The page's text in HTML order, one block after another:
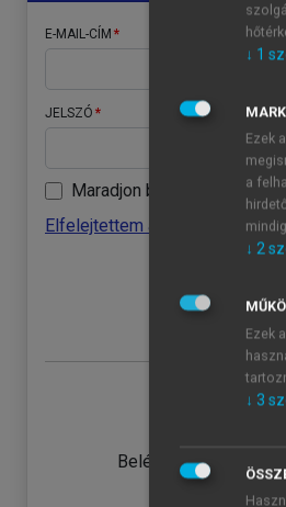
E-MAIL-CÍM
JELSZÓ
Maradjon belépve
Elfelejtettem a jelszavamat
Belépés intézményi
↓ 1
Ezek
a
↓ 2
Ezek
↓ 3